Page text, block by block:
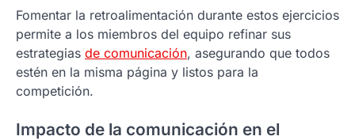
Fomentar la retroalimentación durante estos ejercicios
permite a los miembros del equipo refinar sus
estrategias de comunicación, asegurando que todos
estén en la misma página y listos para la
competición.
Impacto de la comunicación en el